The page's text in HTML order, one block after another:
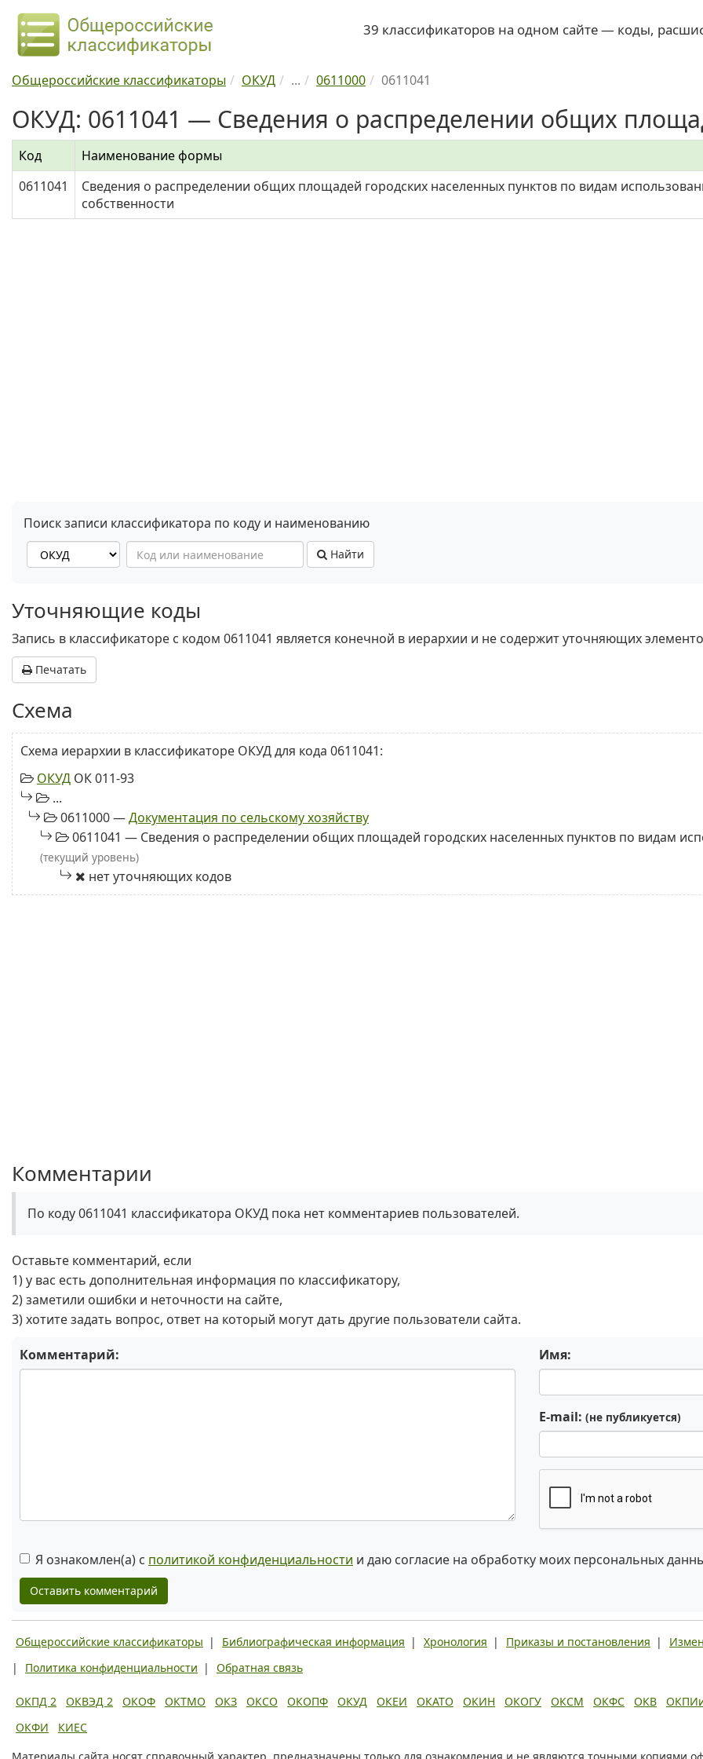
39 классификаторов на одном сайте — коды,
Общероссийские классификаторы ОКУД ... 0611000 0611041
ОКУД: 0611041 — Сведения о распределении общих
Код
Наименование формы
0611041
Сведения о распределении общих площадей городских населенных пунктов по видам
собственности
Поиск записи классификатора по коду и наименованию
Найти
Уточняющие коды
Запись в классификаторе с кодом 0611041 является конечной в иерархии и не содержит уточняющих
Печатать
Схема
Схема иерархии в классификаторе ОКУД для кода 0611041:
ОКУД ОК 011-93
...
0611000 —Документация по сельскому хозяйству
0611041 — Сведения о распределении общих площадей городских населенных пунктов по видам
(текущий уровень)
нет уточняющих кодов
Комментарии
По коду 0611041 классификатора ОКУД пока нет комментариев пользователей.
Оставьте комментарий, если
1) у вас есть дополнительная информация по классификатору,
2) заметили ошибки и неточности на сайте,
3) хотите задать вопрос, ответ на который могут дать другие пользователи сайта.
Комментарий: Имя:
E-mail: (не публикуется)
Я ознакомлен(а) с политикой конфиденциальности и даю согласие на обработку моих персональных
Оставить комментарий
Общероссийские классификаторы | Библиографическая информация | Хронология | Приказы и постановления |
|
Политика конфиденциальности | Обратная связь
ОКПД 2 ОКВЭД 2 ОКОФ ОКТМО ОКЗ ОКСО ОКОПФ ОКУД ОКЕИ ОКАТО ОКИН ОКОГУ ОКСМ ОКФС ОКВ
ОКФИ
КИЕС